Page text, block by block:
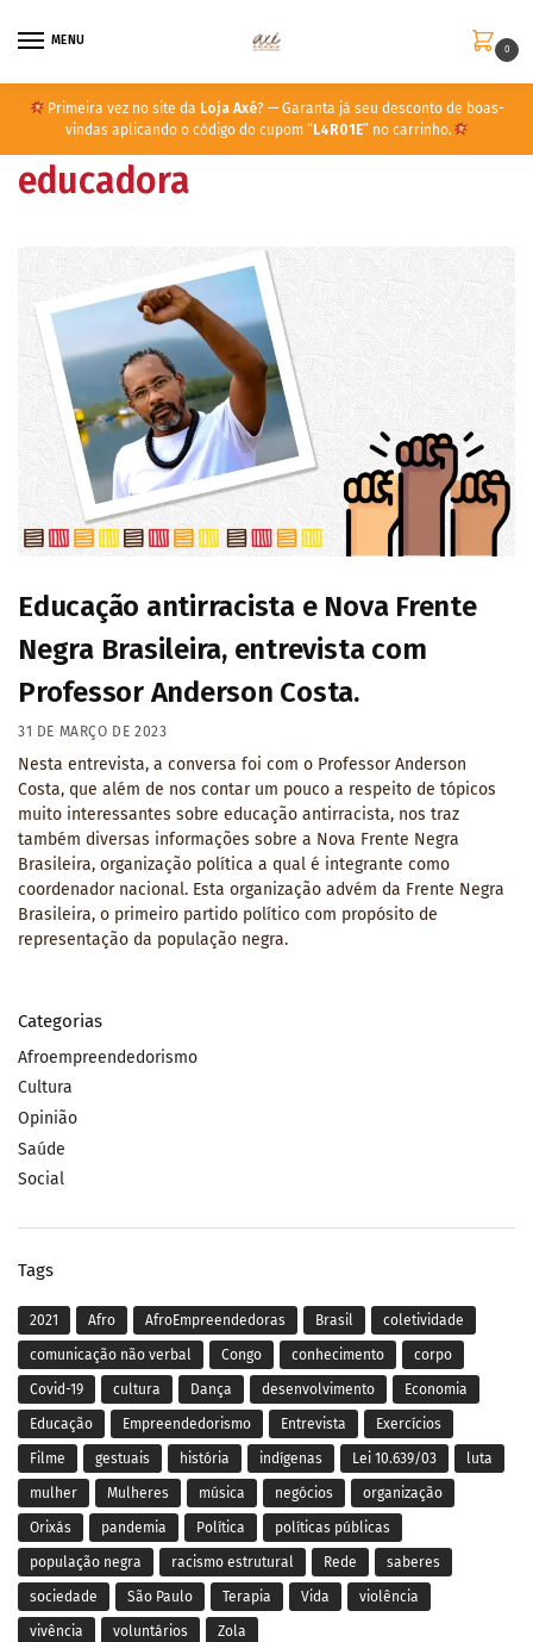
MENU
0
Primeira vez no site da Loja Axé? — Garanta já seu desconto de boas-
vindas aplicando o código do cupom “ L4R01E” no carrinho.
educadora
Educação antirracista e Nova Frente
Negra Brasileira, entrevista com
Professor Anderson Costa.
31 DE MARÇO DE 2023
Nesta entrevista, a conversa foi com o Professor Anderson
Costa, que além de nos contar um pouco a respeito de tópicos
muito interessantes sobre educação antirracista, nos traz
também diversas informações sobre a Nova Frente Negra
Brasileira, organização política a qual é integrante como
coordenador nacional. Esta organização advém da Frente Negra
Brasileira, o primeiro partido político com propósito de
representação da população negra.
Categorias
Afroempreendedorismo
Cultura
Opinião
Saúde
Social
Tags
2021 Afro AfroEmpreendedoras Brasil coletividade
comunicação não verbal Congo conhecimento corpo
Covid-19 cultura Dança desenvolvimento Economia
Educação Empreendedorismo Entrevista Exercícios
Filme gestuais história indígenas Lei 10.639/03 luta
mulher Mulheres música negócios organização
Orixás pandemia Política políticas públicas
população negra racismo estrutural Rede saberes
sociedade São Paulo Terapia Vida violência
vivência voluntários Zola